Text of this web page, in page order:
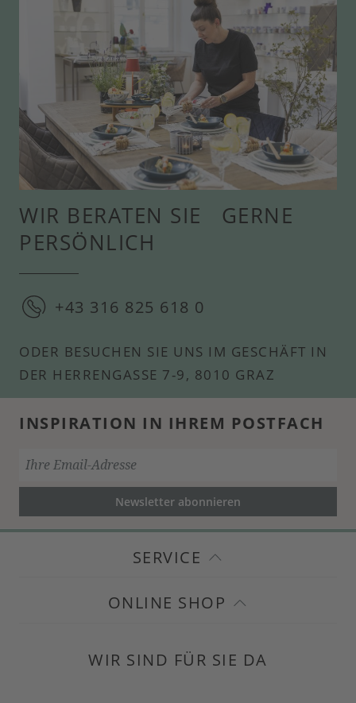
WIR BERATEN SIE GERNE
PERSÖNLICH
+43 316 825 618 0
ODER BESUCHEN SIE UNS IM GESCHÄFT IN
DER HERRENGASSE 7-9, 8010 GRAZ
INSPIRATION IN IHREM POSTFACH
Newsletter abonnieren
SERVICE
ONLINE SHOP
WIR SIND FÜR SIE DA